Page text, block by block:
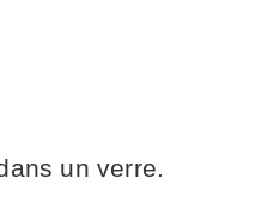
un verre.